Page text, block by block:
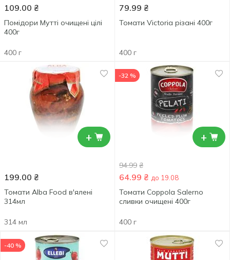
109.00 ₴
Помідори Мутті очищені цілі
400г
400 г
79.99 ₴
Томати Victoria різані 400г
400 г
+
199.00 ₴
Томати Alba Food в'ялені
314мл
314 мл
+
-32 %
94.99 ₴
64.99 ₴ до 19.08
Томати Coppola Salerno
сливки очищені 400г
400 г
-40 %